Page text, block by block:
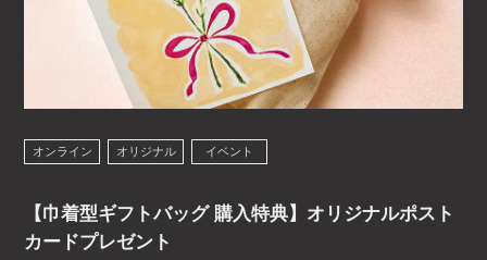
オンライン オリジナル イベント
【巾着型ギフトバッグ 購入特典】オリジナルポスト
カードプレゼント